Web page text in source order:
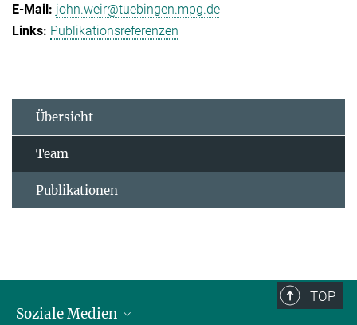
john.weir@tuebingen.mpg.de
Publikationsreferenzen
Übersicht
Team
Publikationen
TOP
Soziale Medien